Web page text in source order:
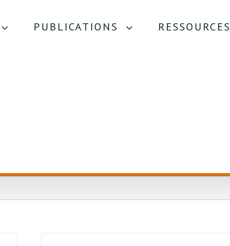
PUBLICATIONS RESSOURCES